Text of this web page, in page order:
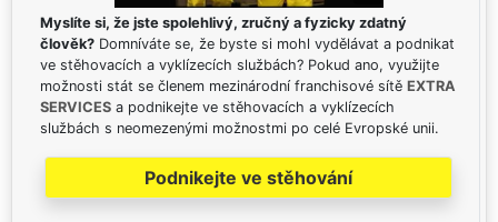
Myslíte si, že jste spolehlivý, zručný a fyzicky zdatný
člověk? Domníváte se, že byste si mohl vydělávat a podnikat
ve stěhovacích a vyklízecích službách? Pokud ano, využijte
možnosti stát se členem mezinárodní franchisové sítě EXTRA
SERVICES a podnikejte ve stěhovacích a vyklízecích
službách s neomezenými možnostmi po celé Evropské unii.
Podnikejte ve stěhování